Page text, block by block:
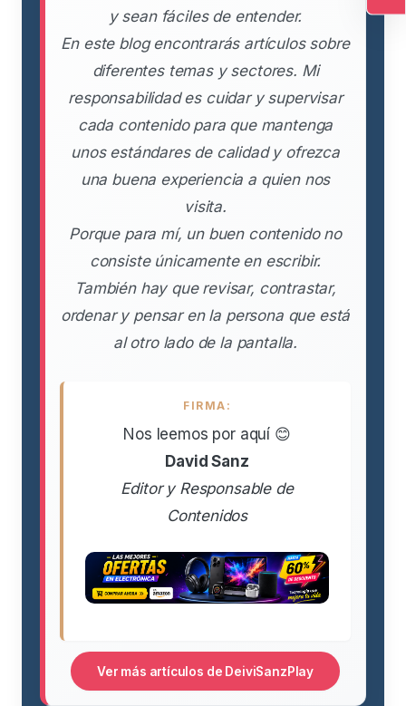
y sean fáciles de entender.
En este blog encontrarás artículos sobre
diferentes temas y sectores. Mi
responsabilidad es cuidar y supervisar
cada contenido para que mantenga
unos estándares de calidad y ofrezca
una buena experiencia a quien nos
visita.
Porque para mí, un buen contenido no
consiste únicamente en escribir.
También hay que revisar, contrastar,
ordenar y pensar en la persona que está
al otro lado de la pantalla.
FIRMA:
Nos leemos por aquí 😊
David Sanz
Editor y Responsable de
Contenidos
Ver más artículos de DeiviSanzPlay